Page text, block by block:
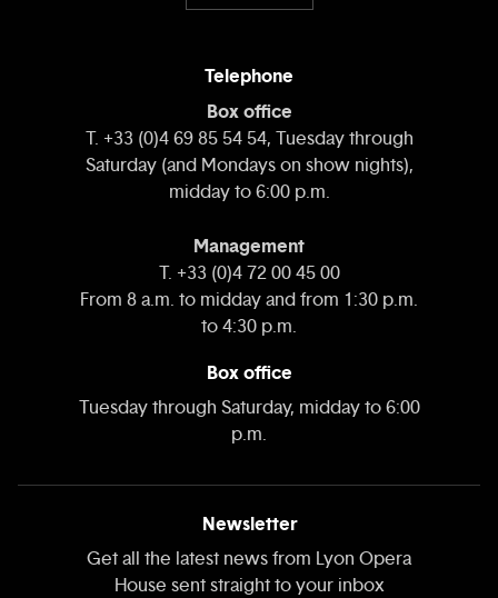
Telephone
Box office
T. +33 (0)4 69 85 54 54, Tuesday through
Saturday (and Mondays on show nights),
midday to 6:00 p.m.
Management
T. +33 (0)4 72 00 45 00
From 8 a.m. to midday and from 1:30 p.m.
to 4:30 p.m.
Box office
Tuesday through Saturday, midday to 6:00
p.m.
Newsletter
Get all the latest news from Lyon Opera
House sent straight to your inbox